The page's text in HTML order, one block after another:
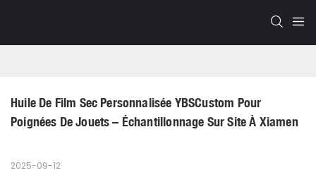
Huile De Film Sec Personnalisée YBSCustom Pour
Poignées De Jouets – Échantillonnage Sur Site À Xiamen
2025-09-12